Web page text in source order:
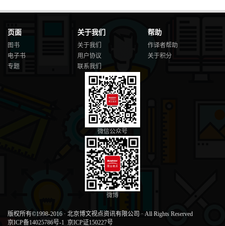
页面
图书
电子书
专题
关于我们
关于我们
用户协议
联系我们
帮助
作译者帮助
关于积分
微信公众号
微博
版权所有©1998-2016 · 北京博文视点资讯有限公司 · All Rights Reserved
京ICP备14025786号-1 京ICP证150227号